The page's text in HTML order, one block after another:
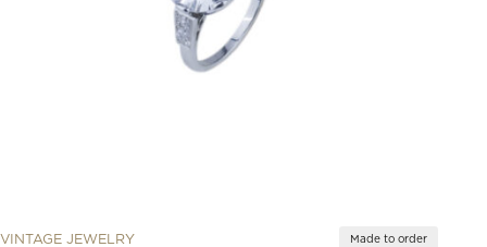
VINTAGE JEWELRY Made to order